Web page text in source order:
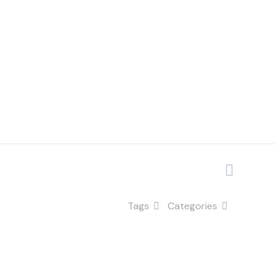
Categories
Tags